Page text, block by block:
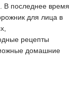
В последнее время
для лица в
рецепты
домашние